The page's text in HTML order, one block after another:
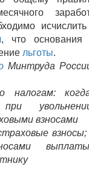
, что основания
льготы.
Минтруда
налогам:
при
взносами